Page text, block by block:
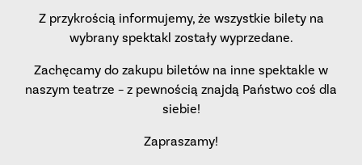
Z przykrością informujemy, że wszystkie bilety na
wybrany spektakl zostały wyprzedane.
Zachęcamy do zakupu biletów na inne spektakle w
naszym teatrze – z pewnością znajdą Państwo coś dla
siebie!
Zapraszamy!